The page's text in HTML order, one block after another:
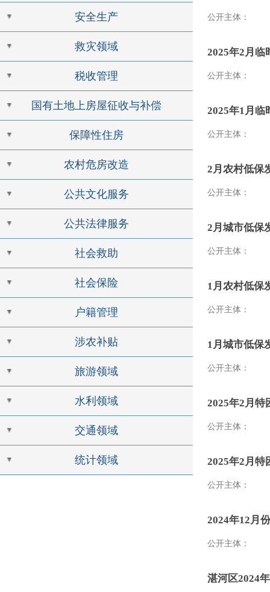
安全生产
救灾领域
税收管理
国有土地上房屋征收与补偿
保障性住房
农村危房改造
公共文化服务
公共法律服务
社会救助
社会保险
户籍管理
涉农补贴
旅游领域
水利领域
交通领域
统计领域
公开主体：
2025年2月临
公开主体：
2025年1月临
公开主体：
2月农村低保
公开主体：
2月城市低保
公开主体：
1月农村低保
公开主体：
1月城市低保
公开主体：
2025年2月特
公开主体：
2025年2月特
公开主体：
2024年12月
公开主体：
湛河区2024